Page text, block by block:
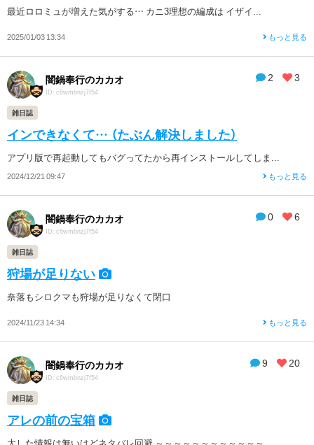
最近ロロミュが増えた気がする… カニ3理想の編成は イザイ...
2025/01/03 13:34 もっと見る
2 3
闇鍋奉行のカカオ
ID: c6wmbnzj7f54
雑日誌
インできなくて… （たぶん解決しました）
アプリ版で再起動してもバグってたから再インストールしてしま...
2024/12/21 09:47 もっと見る
0 6
闇鍋奉行のカカオ
ID: c6wmbnzj7f54
雑日誌
狩場が足りない
奈落もシロクマも狩場が足りなくて閉口
2024/11/23 14:34 もっと見る
9 20
闇鍋奉行のカカオ
ID: c6wmbnzj7f54
雑日誌
アレの前の宝箱
大した情報は無いけどネタバレ回避 ～～～～～～～～～～～～...